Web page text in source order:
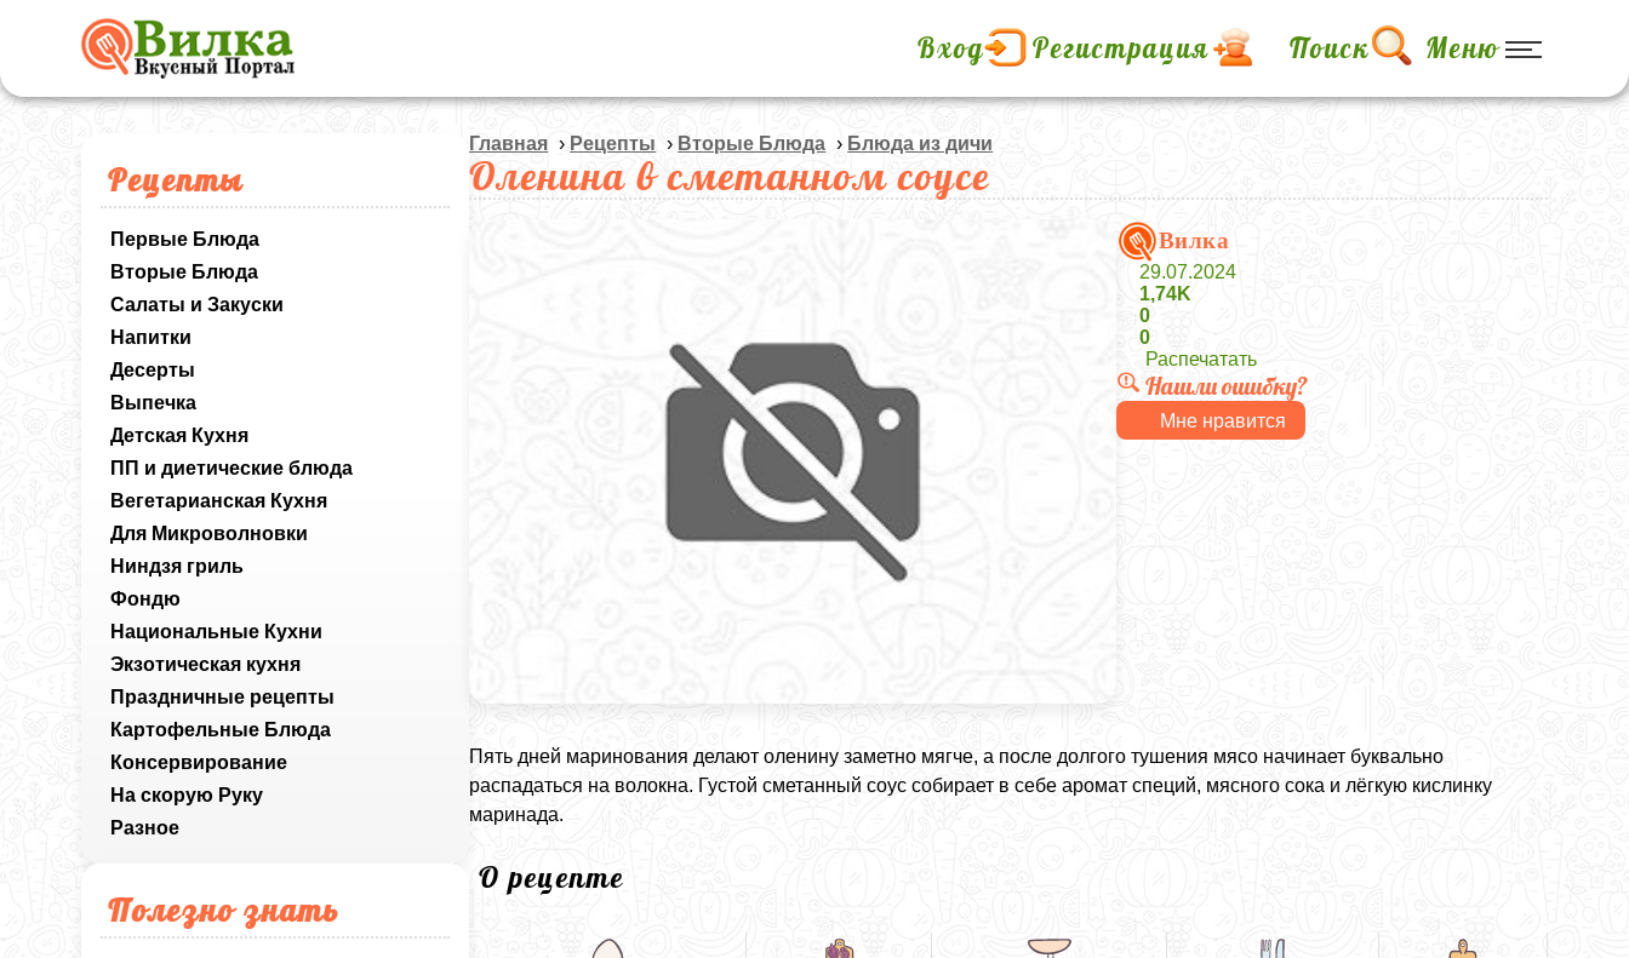
Вход Регистрация Поиск Меню
Рецепты
Первые Блюда
Вторые Блюда
Салаты и Закуски
Напитки
Десерты
Выпечка
Детская Кухня
ПП и диетические блюда
Вегетарианская Кухня
Для Микроволновки
Ниндзя гриль
Фондю
Национальные Кухни
Экзотическая кухня
Праздничные рецепты
Картофельные Блюда
Консервирование
На скорую Руку
Разное
Полезно знать
Главная › Рецепты › Вторые Блюда › Блюда из дичи
Оленина в сметанном соусе
Вилка
29.07.2024
1,74K
0
0
Распечатать
Нашли ошибку?
Мне нравится
Пять дней маринования делают оленину заметно мягче, а после долгого тушения мясо начинает буквально
распадаться на волокна. Густой сметанный соус собирает в себе аромат специй, мясного сока и лёгкую кислинку
маринада.
О рецепте